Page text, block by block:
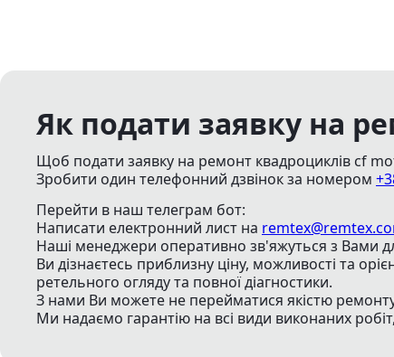
Як подати заявку на
Щоб подати заявку на ремонт квадроциклів cf
Зробити один телефонний дзвінокза номером
Перейти в наш телеграм бот:
Написати електронний лист на
Наші менеджери оперативно зв'яжуться з Вами
Ви дізнаєтесь приблизну ціну, можливості та
ретельного огляду та повної діагностики.
З нами Ви можете не перейматися якістю
Ми надаємо гарантію на всі види виконаних